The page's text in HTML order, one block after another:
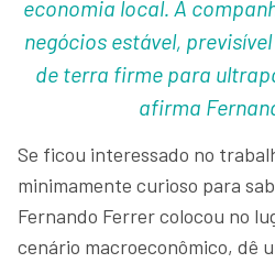
economia local. A
negócios estável,
de terra firme para
afirma
Se ficou interessado no
minimamente curioso para
Fernando Ferrer colocou no
cenário macroeconômico, dê